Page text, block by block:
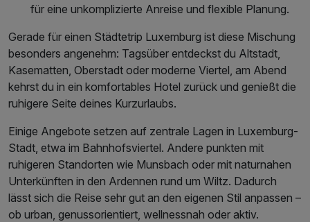
für eine unkomplizierte Anreise und flexible Planung.
Gerade für einen Städtetrip Luxemburg ist diese Mischung
besonders angenehm: Tagsüber entdeckst du Altstadt,
Kasematten, Oberstadt oder moderne Viertel, am Abend
kehrst du in ein komfortables Hotel zurück und genießt die
ruhigere Seite deines Kurzurlaubs.
Einige Angebote setzen auf zentrale Lagen in Luxemburg-
Stadt, etwa im Bahnhofsviertel. Andere punkten mit
ruhigeren Standorten wie Munsbach oder mit naturnahen
Unterkünften in den Ardennen rund um Wiltz. Dadurch
lässt sich die Reise sehr gut an den eigenen Stil anpassen –
ob urban, genussorientiert, wellnessnah oder aktiv.